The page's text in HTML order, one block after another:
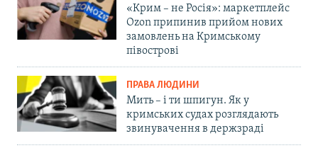
«Крим – не Росія»: маркетплейс
Ozon припинив прийом нових
замовлень на Кримському
півострові
ПРАВА ЛЮДИНИ
Мить – і ти шпигун. Як у
кримських судах розглядають
звинувачення в держзраді